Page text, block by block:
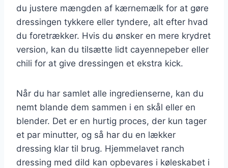
du justere mængden af kærnemælk for at gøre
dressingen tykkere eller tyndere, alt efter hvad
du foretrækker. Hvis du ønsker en mere krydret
version, kan du tilsætte lidt cayennepeber eller
chili for at give dressingen et ekstra kick.
Når du har samlet alle ingredienserne, kan du
nemt blande dem sammen i en skål eller en
blender. Det er en hurtig proces, der kun tager
et par minutter, og så har du en lækker
dressing klar til brug. Hjemmelavet ranch
dressing med dild kan opbevares i køleskabet i